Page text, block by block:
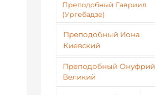
Преподобный Гавриил
(Ургебадзе)
Преподобный Иона
Киевский
Преподобный Онуфрий
Великий